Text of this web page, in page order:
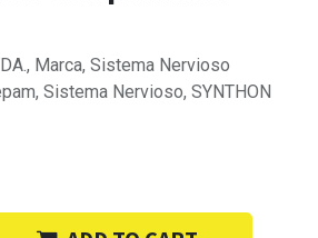
Marca, Sistema Nervioso
Sistema Nervioso, SYNTHON